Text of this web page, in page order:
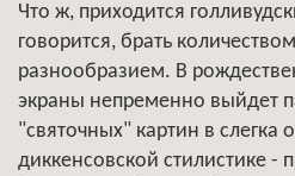
Что ж, приходится
говорится, брать
разнообразием. В
экраны непременно выйдет
"святочных" картин в слегка
диккенсовской стилистике -